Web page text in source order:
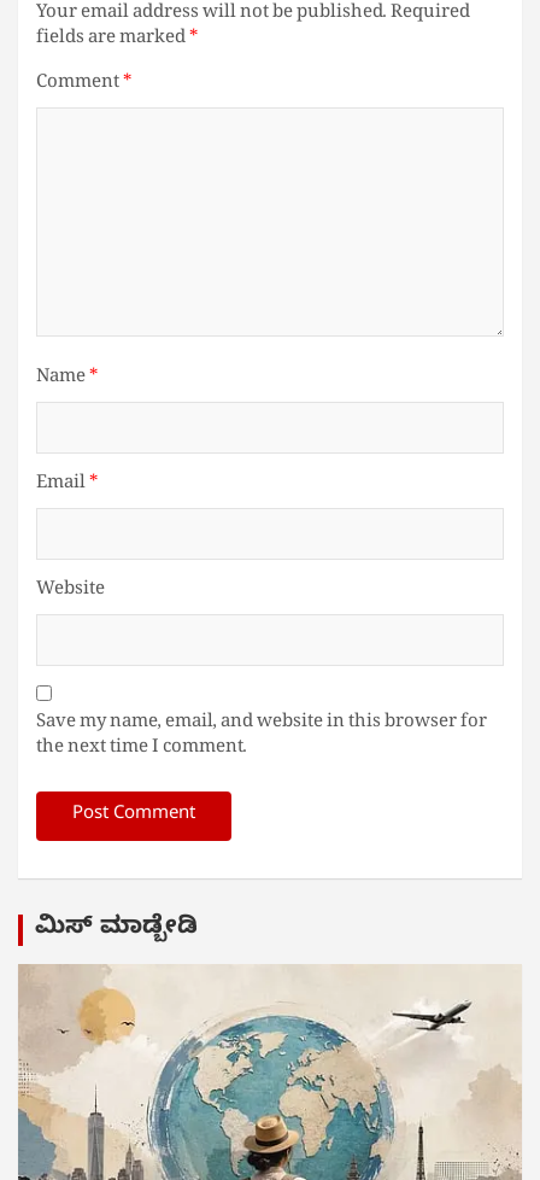
Your email address will not be published.Required
fields are marked*
Comment*
Name*
Email*
Website
Save my name, email, and website in this browser for
the next time I comment.
ಮಿಸ್ ಮಾಡ್ಬೇಡಿ